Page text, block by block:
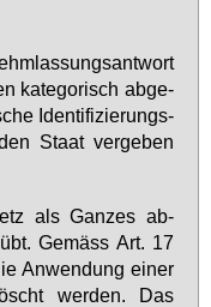
ka­te­go­risch ab­ge­
Iden­ti­fi­zie­rungs­
Staat ver­ge­ben
als Gan­zes ab­
Ge­mäss Art. 17
An­wen­dung ei­ner
wer­den. Das